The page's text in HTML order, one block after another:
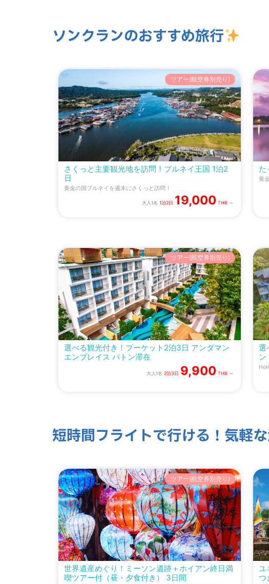
ソンクランのおすすめ旅行
さくっと主要観光地を訪問！ブルネイ王国 1泊2
日
黄金の国ブルネイを週末にさくっと訪問！
ツアー(航空券別売り)
大人1名 1泊2日 19,000 THB ～
た
黄
選べる観光付き！プーケット2泊3日 アンダマン
エンブレイス パトン滞在
ツアー(航空券別売り)
大人1名 2泊3日 9,900 THB ～
選
ン
短時間フライトで行ける！気軽
世界遺産めぐり！ミーソン遺跡＋ホイアン終日満
喫ツアー付（昼・夕食付き） 3日間
ツアー(航空券別売り)
ユ
つ